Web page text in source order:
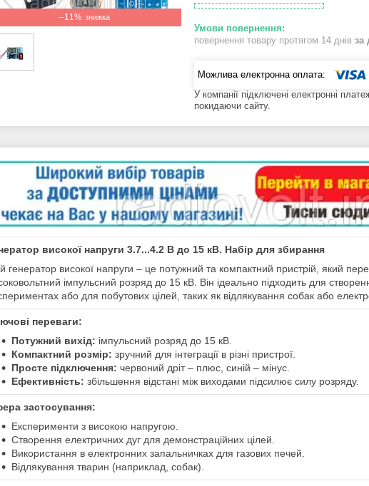
–11%
повернення товару протягом 14 днів за
У компанії підключені електронні
покидаючи сайту.
високої напруги 3.7...4.2 В до 15 кВ. Набір для збирання
генератор високої напруги – це потужний та компактний пристрій, який
імпульсний розряд до 15 кВ. Він ідеально підходить для
або для побутових цілей, таких як відлякування собак або
переваги:
Потужний вихід: імпульсний розряд до 15 кВ.
Компактний розмір: зручний для інтеграції в різні пристрої.
Просте підключення: червоний дріт – плюс, синій – мінус.
Ефективність: збільшення відстані між виходами підсилює силу розряду.
застосування:
Експерименти з високою напругою.
Створення електричних дуг для демонстраційних цілей.
Використання в електронних запальничках для газових печей.
Відлякування тварин (наприклад, собак).